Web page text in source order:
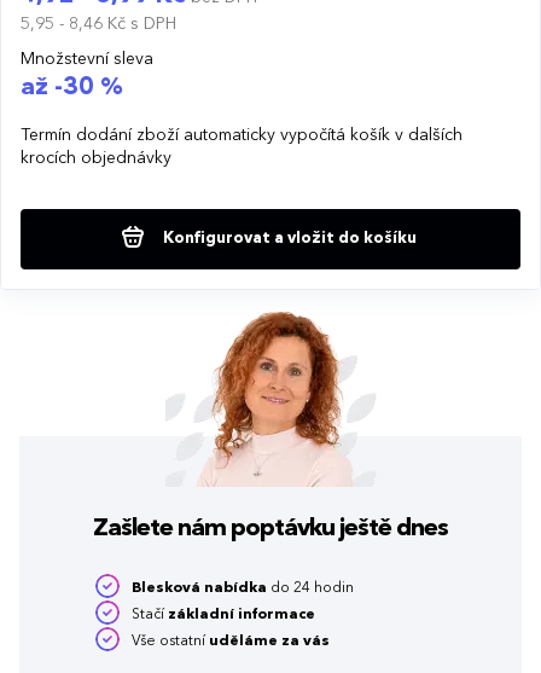
5,95 - 8,46 Kč s DPH
Množstevní sleva
až -30 %
Termín dodání zboží automaticky vypočítá košík v dalších
krocích objednávky
Konfigurovat a vložit do košíku
Zašlete nám poptávku ještě dnes
Blesková nabídka do 24 hodin
Stačí základní informace
Vše ostatní uděláme za vás